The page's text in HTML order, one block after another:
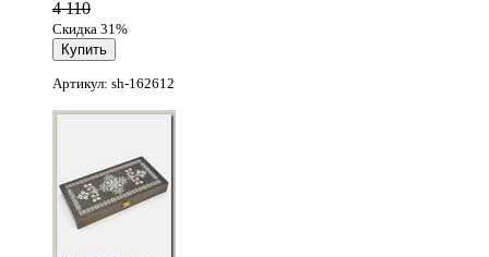
4 110
Скидка 31%
Артикул: sh-162612